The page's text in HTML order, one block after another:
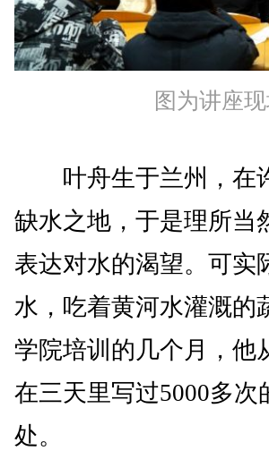
图为讲座
叶舟生于兰州，在
缺水之地，于是理所当
表达对水的渴望。可实
水，吃着黄河水灌溉的
学院培训的几个月，他
在三天里写过5000多
处。